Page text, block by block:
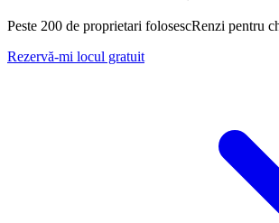
Peste 200 de proprietari folosescRenzi pentru
Rezervă-mi locul gratuit